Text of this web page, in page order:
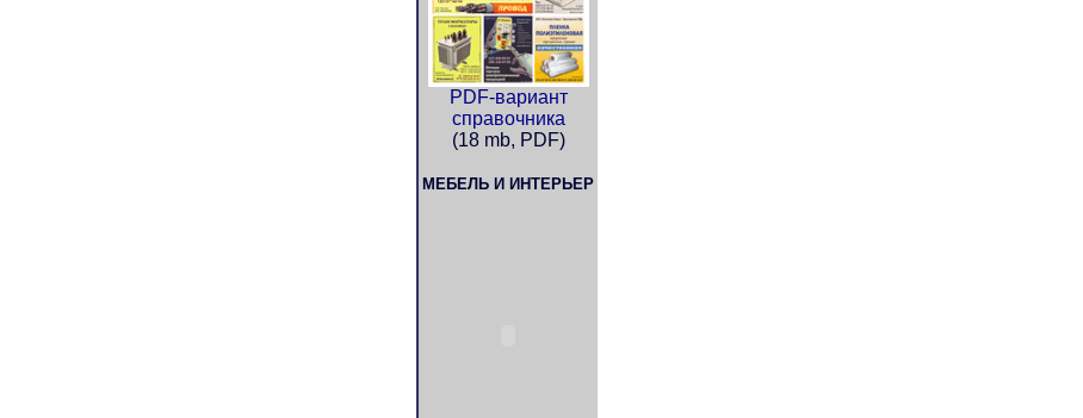
PDF-вариант
справочника
(18 mb, PDF)
МЕБЕЛЬ И ИНТЕРЬЕР